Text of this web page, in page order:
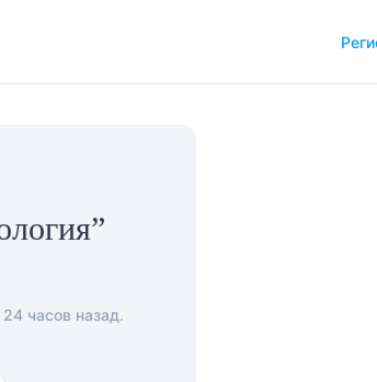
часов назад.